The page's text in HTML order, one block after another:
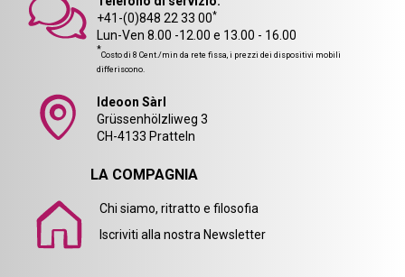
+41-(0)848 22 33 00*
Lun-Ven 8.00 -12.00 e 13.00 - 16.00
*Costo di 8 Cent./min da rete fissa, i prezzi dei dispositivi mobili
differiscono.
Ideoon Sàrl
Grüssenhölzliweg 3
CH-4133 Pratteln
LA COMPAGNIA
Chi siamo, ritratto e filosofia
Iscriviti alla nostra Newsletter